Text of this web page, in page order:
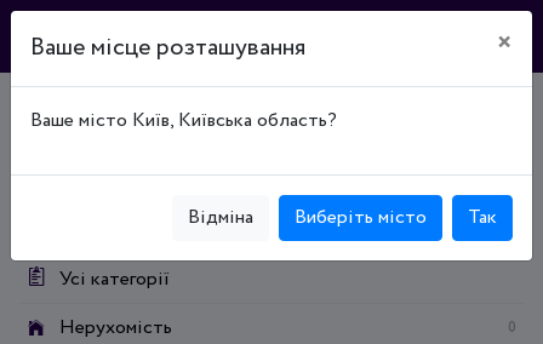
Дошка оголошень
Усі категорії
Нерухомість
0
Ваше місце розташування ×
Ваше місто Київ, Київська область?
Відміна Виберіть місто Так